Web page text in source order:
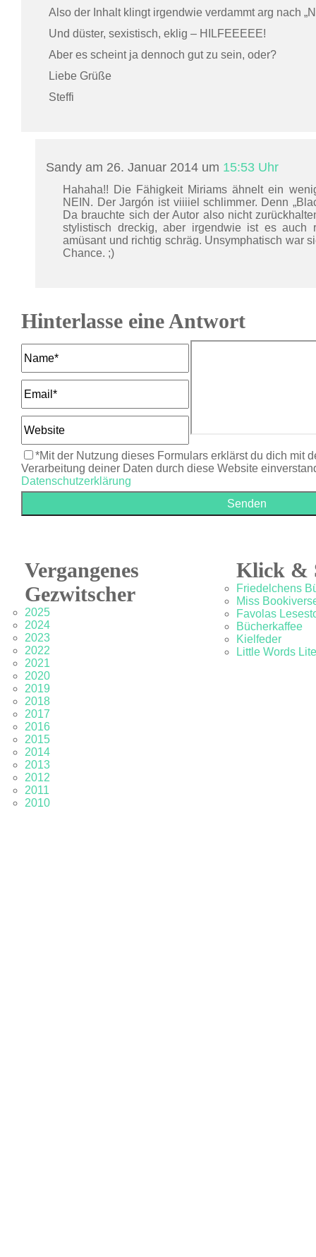
Also der Inhalt klingt irgendwie verdammt arg nach
Und düster, sexistisch, eklig – HILFEEEEE!
Aber es scheint ja dennoch gut zu sein, oder?
Liebe Grüße
Steffi
Sandy am 26. Januar 2014 um 15:53 Uhr
Hahaha!! Die Fähigkeit Miriams ähnelt ein
NEIN. Der Jargón ist viiiiel schlimmer. Denn
Da brauchte sich der Autor also nicht
stylistisch dreckig, aber irgendwie ist es auch
amüsant und richtig schräg. Unsymphatisch war
Chance. ;)
Hinterlasse eine Antwort
*Mit der Nutzung dieses Formulars erklärst du dich mit
Verarbeitung deiner Daten durch diese Website
Datenschutzerklärung
Vergangenes
Gezwitscher
2025
2024
2023
2022
2021
2020
2019
2018
2017
2016
2015
2014
2013
2012
2011
2010
Klick &
Friedelchens
Miss
Favolas
Bücherkaffee
Kielfeder
Little Words